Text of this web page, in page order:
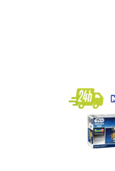
Pol
Uzrast